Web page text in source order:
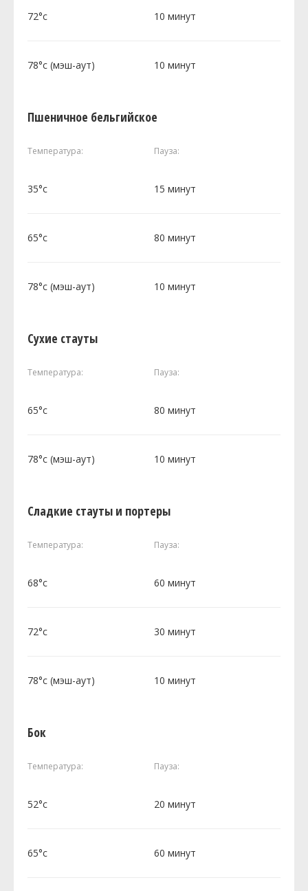
72°c 10 минут
78°c (мэш-аут) 10 минут
Пшеничное бельгийское
Температура: Пауза:
35°c 15 минут
65°c 80 минут
78°c (мэш-аут) 10 минут
Сухие стауты
Температура: Пауза:
65°c 80 минут
78°c (мэш-аут) 10 минут
Сладкие стауты и портеры
Температура: Пауза:
68°c 60 минут
72°c 30 минут
78°c (мэш-аут) 10 минут
Бок
Температура: Пауза:
52°c 20 минут
65°c 60 минут